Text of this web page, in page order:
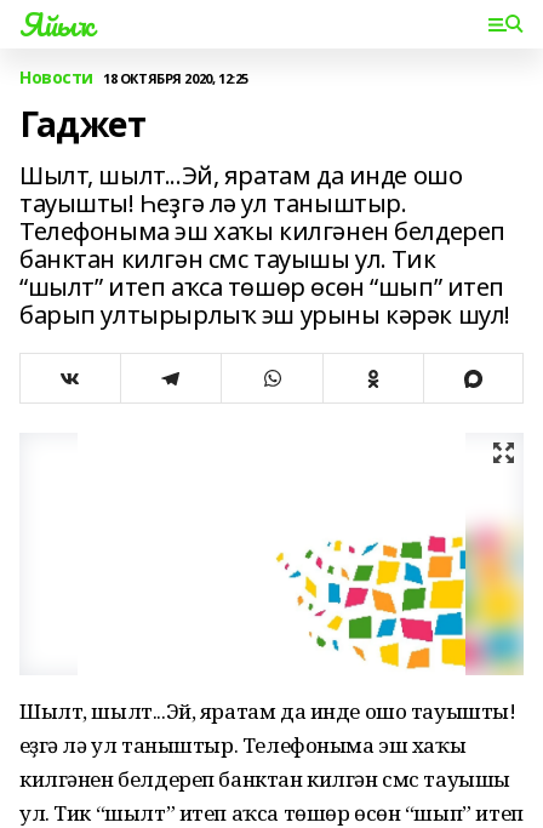
Яйыҡ
Новости 18 ОКТЯБРЯ 2020, 12:25
Гаджет
Шылт, шылт...Эй, яратам да инде ошо
тауышты! Һеҙгә лә ул таныштыр.
Телефоныма эш хаҡы килгәнен белдереп
банктан килгән смс тауышы ул. Тик
“шылт” итеп аҡса төшөр өсөн “шып” итеп
барып ултырыр­лыҡ эш урыны кәрәк шул!
Шылт, шылт...Эй, яратам да инде ошо тауышты!
Һеҙгә лә ул таныштыр. Телефоныма эш хаҡы
килгәнен белдереп банктан килгән смс тауышы
ул. Тик “шылт” итеп аҡса төшөр өсөн “шып” итеп